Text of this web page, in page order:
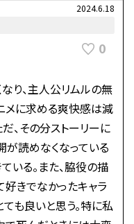
2024.6.18
0
り、主人公リムルの無
メに求める爽快感は減
、その分ストーリーに
が読めなくなっている
いる。また、脇役の描
きでなかったキャラ
も良いと思う。特に私